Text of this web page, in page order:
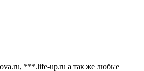
***.life-up.ru а так же любые